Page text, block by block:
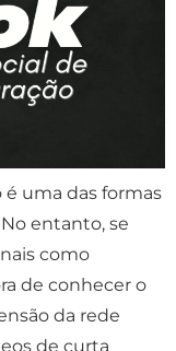
uma das formas
entanto, se
como
de conhecer o
da rede
de curta